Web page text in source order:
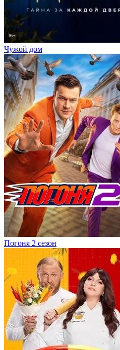
Чужой дом
Погоня 2 сезон